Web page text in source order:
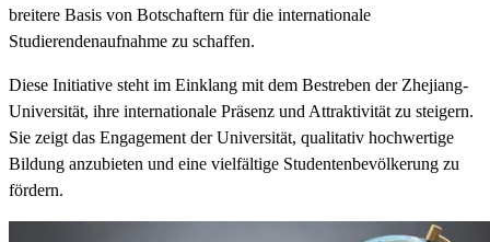
breitere Basis von Botschaftern für die internationale
Studierendenaufnahme zu schaffen.
Diese Initiative steht im Einklang mit dem Bestreben der Zhejiang-
Universität, ihre internationale Präsenz und Attraktivität zu steigern.
Sie zeigt das Engagement der Universität, qualitativ hochwertige
Bildung anzubieten und eine vielfältige Studentenbevölkerung zu
fördern.